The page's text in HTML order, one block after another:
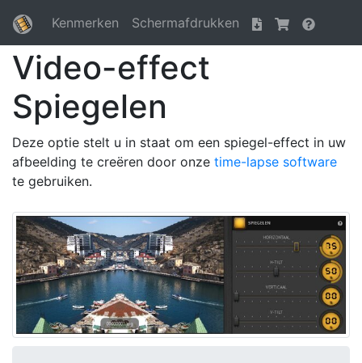
Kenmerken Schermafdrukken
Video-effect
Spiegelen
Deze optie stelt u in staat om een spiegel-effect in uw
afbeelding te creëren door onze time-lapse software
te gebruiken.